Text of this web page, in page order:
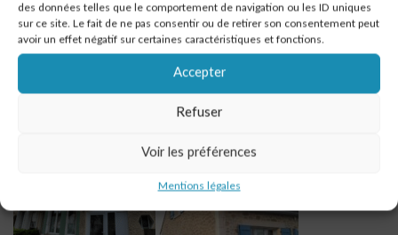
des données telles que le comportement de navigation ou les ID uniques
sur ce site. Le fait de ne pas consentir ou de retirer son consentement peut
avoir un effet négatif sur certaines caractéristiques et fonctions.
Accepter
Refuser
Voir les préférences
Mentions légales
notreprocédé Decopierre. Un enduit minéral est projeté et
sculpté sur chaque surface afin de lui donner l’aspect des
pierres.